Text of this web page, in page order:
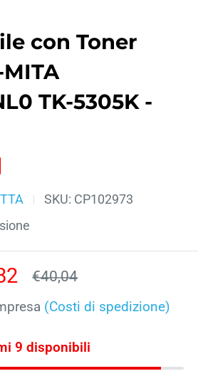
con Toner
MITA
TK-5305K -
SKU: CP102973
Prezzo
€40,04
(Costi di spedizione)
9 disponibili